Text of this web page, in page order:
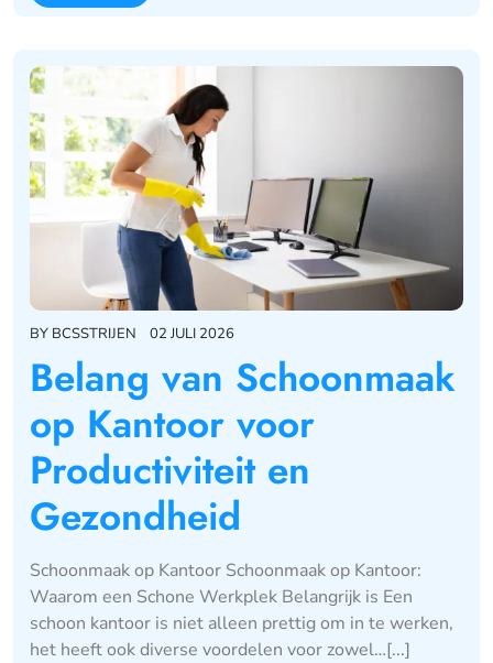
BY BCSSTRIJEN 02 JULI 2026
Belang van Schoonmaak
op Kantoor voor
Productiviteit en
Gezondheid
Schoonmaak op Kantoor Schoonmaak op Kantoor:
Waarom een Schone Werkplek Belangrijk is Een
schoon kantoor is niet alleen prettig om in te werken,
het heeft ook diverse voordelen voor zowel…[...]